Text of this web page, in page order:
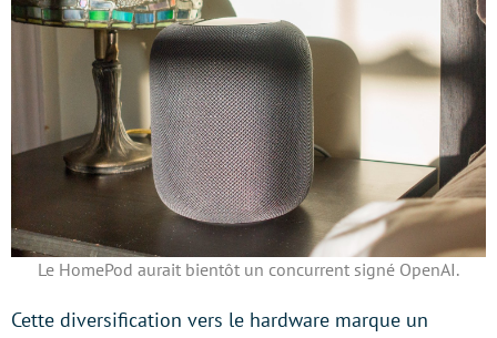
Le HomePod aurait bientôt un concurrent signé OpenAI.
Cette diversification vers le hardware marque un